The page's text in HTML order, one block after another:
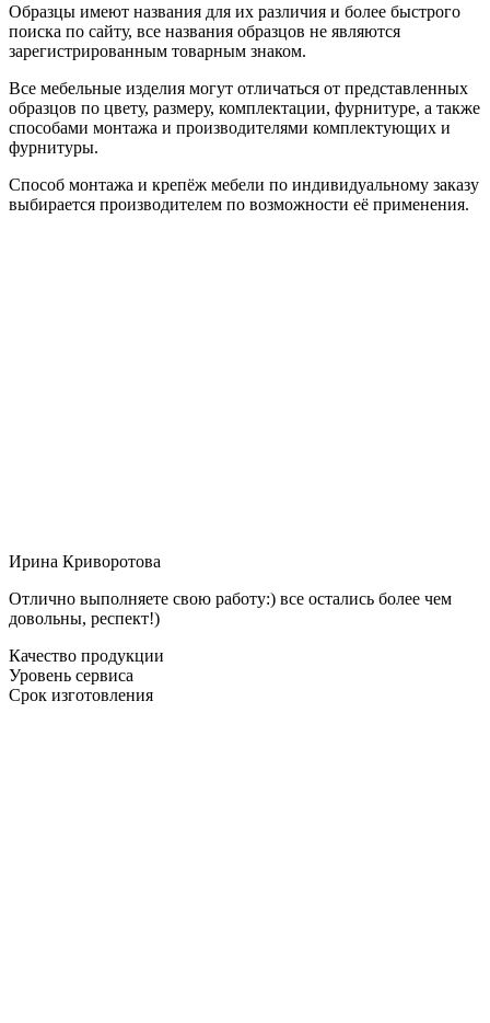
Образцы имеют названия для их различия и более быстрого
поиска по сайту, все названия образцов не являются
зарегистрированным товарным знаком.
Все мебельные изделия могут отличаться от представленных
образцов по цвету, размеру, комплектации, фурнитуре, а также
способами монтажа и производителями комплектующих и
фурнитуры.
Способ монтажа и крепёж мебели по индивидуальному заказу
выбирается производителем по возможности её применения.
Ирина Криворотова
Отлично выполняете свою работу:) все остались более чем
довольны, респект!)
Качество продукции
Уровень сервиса
Срок изготовления